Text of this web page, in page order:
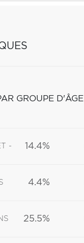
GROUPE D'ÂGE
- 14.4%
4.4%
25.5%